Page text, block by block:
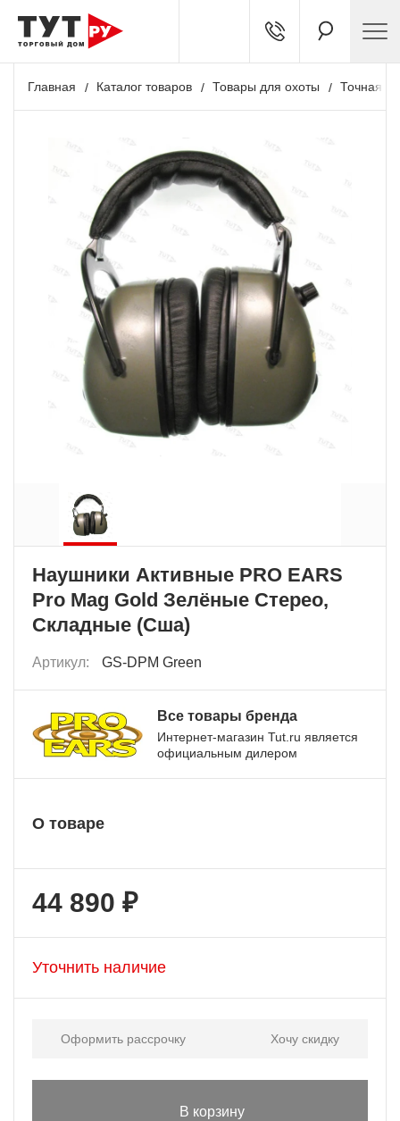
Главная Каталог товаров Товары для охоты Точная
Наушники Активные PRO EARS
Pro Mag Gold Зелёные Стерео,
Складные (Сша)
Артикул: GS-DPM Green
Все товары бренда
Интернет-магазин Tut.ru является
официальным дилером
О товаре
44 890 ₽
Уточнить наличие
Оформить рассрочку Хочу скидку
В корзину